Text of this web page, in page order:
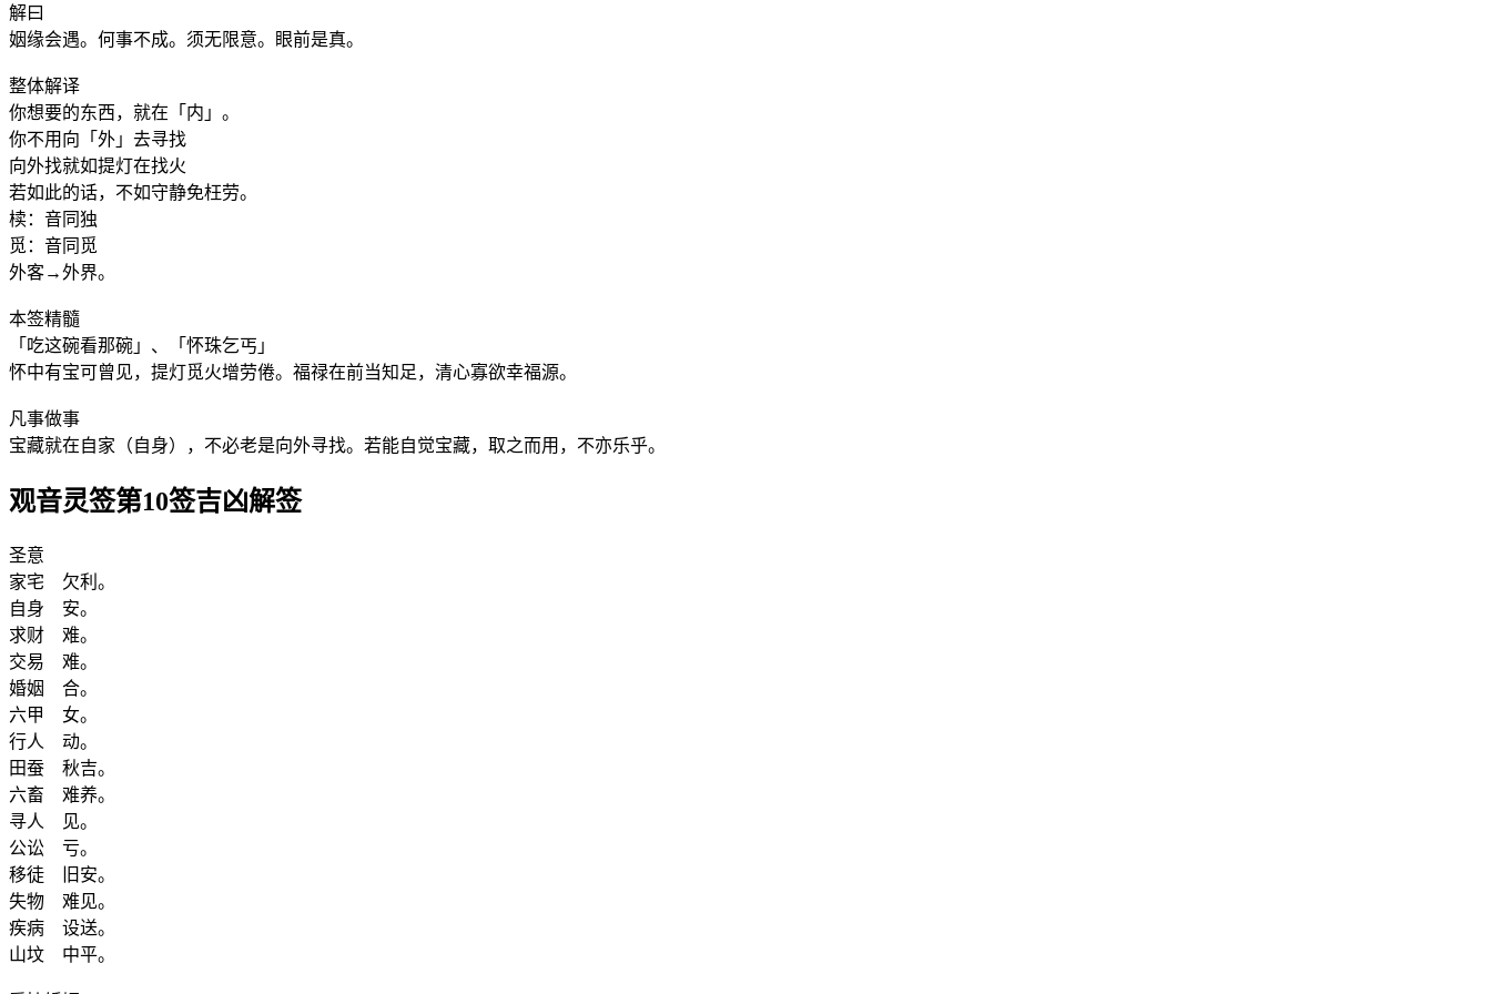
解曰
姻缘会遇。何事不成。须无限意。眼前是真。
整体解译
你想要的东西，就在「内」。
你不用向「外」去寻找
向外找就如提灯在找火
若如此的话，不如守静免枉劳。
椟：音同独
觅：音同觅
外客→外界。
本签精髓
「吃这碗看那碗」、「怀珠乞丐」
怀中有宝可曾见，提灯觅火增劳倦。福禄在前当知足，清心寡欲幸福源。
凡事做事
宝藏就在自家（自身），不必老是向外寻找。若能自觉宝藏，取之而用，不亦乐乎。
观音灵签第10签吉凶解签
圣意
家宅 欠利。
自身 安。
求财 难。
交易 难。
婚姻 合。
六甲 女。
行人 动。
田蚕 秋吉。
六畜 难养。
寻人 见。
公讼 亏。
移徒 旧安。
失物 难见。
疾病 设送。
山坟 中平。